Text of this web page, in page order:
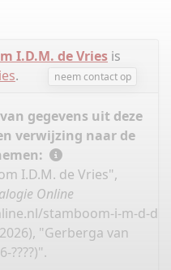
I.D.M. de Vries is
. neem contact op
gegevens uit deze
verwijzing naar de
I.D.M. de Vries",
Online
stamboom-i-m-d-
"Gerberga van
????)".